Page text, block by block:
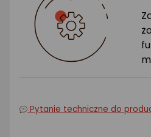
Pytanie techniczne do